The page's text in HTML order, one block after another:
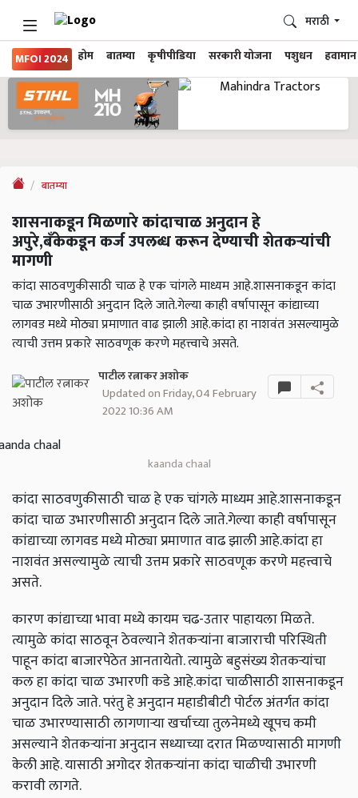
MFOI 2024 होम बातम्या कृषीपीडिया सरकारी योजना पशुधन हवामान
मराठी
बातम्या
शासनाकडून मिळणारे कांदाचाळ अनुदान हे
अपुरे,बँकेकडून कर्ज उपलब्ध करून देण्याची शेतकऱ्यांची
मागणी
कांदा साठवणुकीसाठी चाळ हे एक चांगले माध्यम आहे.शासनाकडून कांदा
चाळ उभारणीसाठी अनुदान दिले जाते.गेल्या काही वर्षापासून कांद्याच्या
लागवड मध्ये मोठ्या प्रमाणात वाढ झाली आहे.कांदा हा नाशवंत असल्यामुळे
त्याची उत्तम प्रकारे साठवणूक करणे महत्त्वाचे असते.
पाटील रत्नाकर अशोक
Updated on Friday, 04 February
2022 10:36 AM
kaanda chaal
कांदा साठवणुकीसाठी चाळ हे एक चांगले माध्यम आहे.शासनाकडून
कांदा चाळ उभारणीसाठी अनुदान दिले जाते.गेल्या काही वर्षापासून
कांद्याच्या लागवड मध्ये मोठ्या प्रमाणात वाढ झाली आहे.कांदा हा
नाशवंत असल्यामुळे त्याची उत्तम प्रकारे साठवणूक करणे महत्त्वाचे
असते.
कारण कांद्याच्या भावा मध्ये कायम चढ-उतार पाहायला मिळते.
त्यामुळे कांदा साठवून ठेवल्याने शेतकऱ्यांना बाजाराची परिस्थिती
पाहून कांदा बाजारपेठेत आनतायेतो. त्यामुळे बहुसंख्य शेतकऱ्यांचा
कल हा कांदा चाळ उभारणी कडे आहे.कांदा चाळीसाठी शासनाकडून
अनुदान दिले जाते. परंतु हे अनुदान महाडीबीटी पोर्टल अंतर्गत कांदा
चाळ उभारण्यासाठी लागणाऱ्या खर्चाच्या तुलनेमध्ये खूपच कमी
असल्याने शेतकऱ्यांना अनुदान सध्याच्या दरात मिळण्यासाठी मागणी
केली आहे. यासाठी अगोदर शेतकऱ्यांना कांदा चाळीची उभारणी
करावी लागते.